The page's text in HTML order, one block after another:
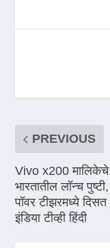
PREVIOUS
Vivo x200 मालिकेचे
भारतातील लॉन्च
पॉवर टीझरमध्ये
इंडिया टीव्ही हिंदी